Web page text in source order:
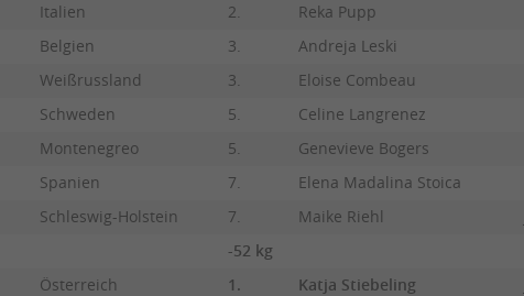
Italien 2. Reka Pupp
Belgien 3. Andreja Leski
Weißrussland 3. Eloise Combeau
Schweden 5. Celine Langrenez
Montenegreo 5. Genevieve Bogers
Spanien 7. Elena Madalina Stoica
Schleswig-Holstein 7. Maike Riehl
-52 kg
Österreich 1. Katja Stiebeling